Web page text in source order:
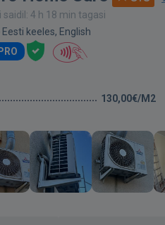
saidil: 4 h 18 min tagasi
Eesti keeles, English
PRO
130,00€/M2